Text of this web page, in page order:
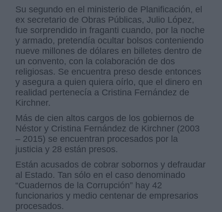
Su segundo en el ministerio de Planificación, el
ex secretario de Obras Públicas, Julio López,
fue sorprendido in fraganti cuando, por la noche
y armado, pretendía ocultar bolsos conteniendo
nueve millones de dólares en billetes dentro de
un convento, con la colaboración de dos
religiosas. Se encuentra preso desde entonces
y asegura a quien quiera oírlo, que el dinero en
realidad pertenecía a Cristina Fernández de
Kirchner.
Más de cien altos cargos de los gobiernos de
Néstor y Cristina Fernández de Kirchner (2003
– 2015) se encuentran procesados por la
justicia y 28 están presos.
Están acusados de cobrar sobornos y defraudar
al Estado. Tan sólo en el caso denominado
“Cuadernos de la Corrupción” hay 42
funcionarios y medio centenar de empresarios
procesados.